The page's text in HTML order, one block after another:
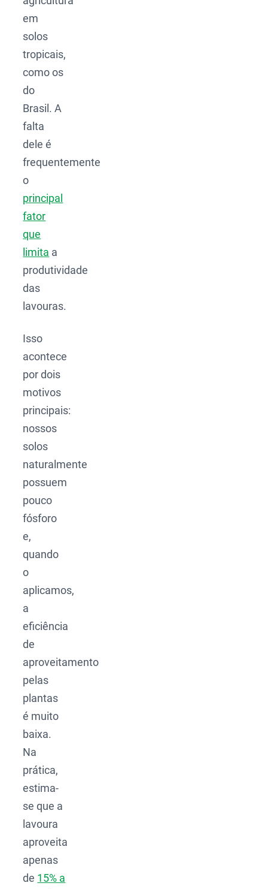
em
solos
tropicais,
como os
do
Brasil. A
falta
dele é
frequentemente
o
principal
fator
que
limita a
produtividade
das
lavouras.
Isso
acontece
por dois
motivos
principais:
nossos
solos
naturalmente
possuem
pouco
fósforo
e,
quando
o
aplicamos,
a
eficiência
de
aproveitamento
pelas
plantas
é muito
baixa.
Na
prática,
estima-
se que a
lavoura
aproveita
apenas
de 15% a